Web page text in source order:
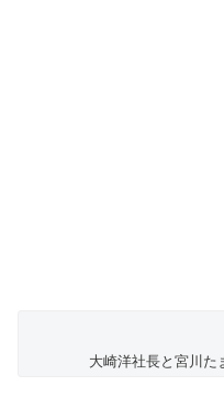
大崎洋社長と宮川た